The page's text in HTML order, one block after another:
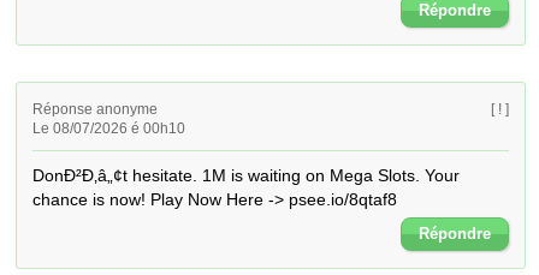
Répondre
Réponse anonyme
Le 08/07/2026 é 00h10
[ ! ]
DonÐ²Ð‚â„¢t hesitate. 1M is waiting on Mega Slots. Your
chance is now! Play Now Here -> psee.io/8qtaf8
Répondre